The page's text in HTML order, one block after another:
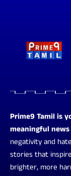
Prime9 Tamil is
meaningful
negativity and
stories that
brighter, more